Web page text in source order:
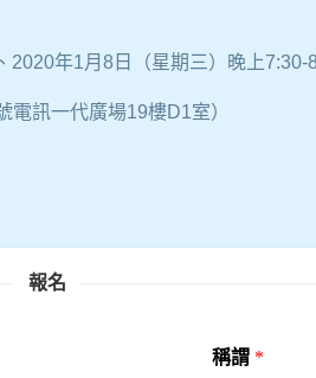
2020年1月8日（星期三）晚上7:30-
訊一代廣場19樓D1室）
報名
稱謂 *